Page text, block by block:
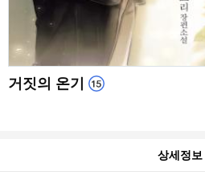
거짓의 온기
상세정보